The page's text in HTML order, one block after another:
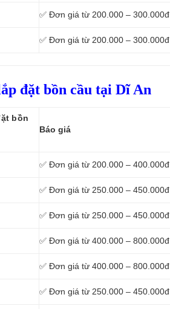
✅ Đơn giá từ 200.000 – 300.000đ
✅ Đơn giá từ 200.000 – 300.000đ
đặt bồn cầu tại Dĩ An
bồn
Báo giá
✅ Đơn giá từ 200.000 – 400.000đ
✅ Đơn giá từ 250.000 – 450.000đ
✅ Đơn giá từ 250.000 – 450.000đ
✅ Đơn giá từ 400.000 – 800.000đ
✅ Đơn giá từ 400.000 – 800.000đ
✅ Đơn giá từ 250.000 – 450.000đ